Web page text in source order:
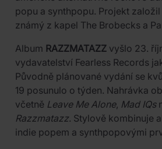
popu a synthpopu. Projekt založil
známý z kapel The Brobecks a
Album RAZZMATAZZ vyšlo 23.
vydavatelství Fearless Records
Původně plánované vydání se
19 posunulo o týden. Nahrávka
včetně Leave Me Alone, Mad IQs
Razzmatazz. Stylově kombinuje
indie popem a synthpopovými